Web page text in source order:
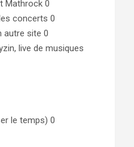
Mathrock 0
concerts 0
autre site 0
live de musiques
le temps) 0